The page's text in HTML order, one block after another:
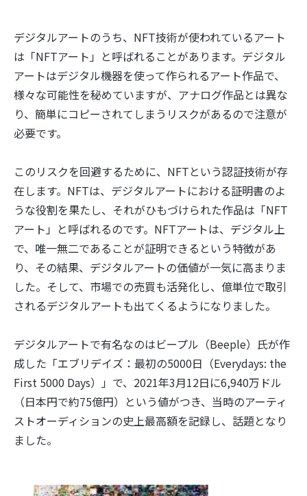
デジタルアートのうち、NFT技術が使われているアート
は「NFTアート」と呼ばれることがあります。デジタル
アートはデジタル機器を使って作られるアート作品で、
様々な可能性を秘めていますが、アナログ作品とは異な
り、簡単にコピーされてしまうリスクがあるので注意が
必要です。
このリスクを回避するために、NFTという認証技術が存
在します。NFTは、デジタルアートにおける証明書のよ
うな役割を果たし、それがひもづけられた作品は「NFT
アート」と呼ばれるのです。NFTアートは、デジタル上
で、唯一無二であることが証明できるという特徴があ
り、その結果、デジタルアートの価値が一気に高まりま
した。そして、市場での売買も活発化し、億単位で取引
されるデジタルアートも出てくるようになりました。
デジタルアートで有名なのはビープル（Beeple）氏が作
成した「エブリデイズ：最初の5000日（Everydays: the
First 5000 Days）」で、2021年3月12日に6,940万ドル
（日本円で約75億円）という値がつき、当時のアーティ
ストオーディションの史上最高額を記録し、話題となり
ました。